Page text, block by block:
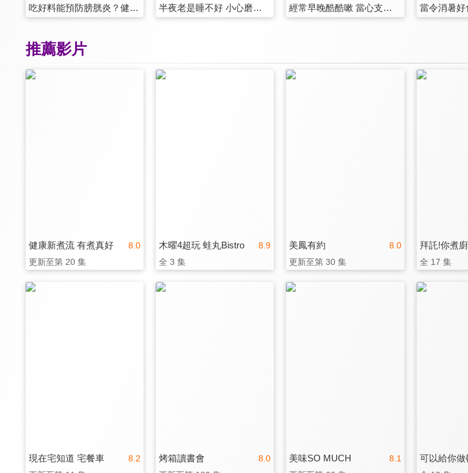
吃好料能預防膀胱炎？健康美味食譜公開 第502集 半夜老是睡不好 小心磨牙壞了你的健康 第503集 經常早晚酷酷嗽 當心支氣管炎找上你 第504集
推薦影片
8.0
健康新煮流 有煮真好
更新至第 20 集
8.9
木曜4超玩 蛙丸Bistro
全 3 集
8.0
美鳳有約
更新至第 30 集
拜託!你煮廚
全 17 集
8.2
現在宅知道 宅餐車 8.0
烤箱讀書會 8.1
美味SO MUCH 可以給你做